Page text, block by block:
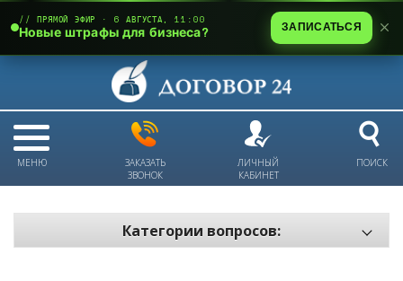
МЕНЮ
ЗАКАЗАТЬ
ЗВОНОК
ЛИЧНЫЙ
КАБИНЕТ
ПОИСК
Категории вопросов:
// ПРЯМОЙ ЭФИР · 6 АВГУСТА, 11:00
Новые штрафы для бизнеса? ЗАПИСАТЬСЯ